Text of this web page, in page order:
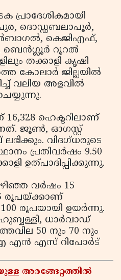
ദൊഡ്ഡബലാപൂര്‍,
കെജിഎഫ്,
ബെന്‍ഗ്ലൂര്‍ റൂറല്‍
തക്കാളി കൃഷി
കോലാര്‍ ജില്ലയില്‍
വലിയ അളവില്‍
ഹെക്ടറിലാണ്
ജൂണ്‍, ഓഗസ്റ്റ്
ലഭിക്കും. വിദഗ്ധരുടെ
പ്രതിവര്‍ഷം 9.50
ഉത്പാദിപ്പിക്കുന്നു.
വര്‍ഷം 15
രൂപയ്ക്കാണ്
100 രൂപയായി ഉയര്‍ന്നു.
ധാര്‍വാഡ്
50 നും 70 നും
എന്‍ എസ് റിപോര്‍ട്
അരങ്ങേറ്റത്തിൽ